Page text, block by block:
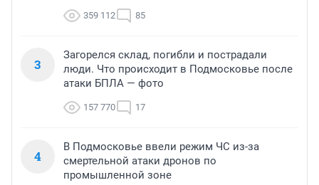
359 112 85
3
Загорелся склад, погибли и пострадали
люди. Что происходит в Подмосковье после
атаки БПЛА — фото
157 770 17
4
В Подмосковье ввели режим ЧС из-за
смертельной атаки дронов по
промышленной зоне